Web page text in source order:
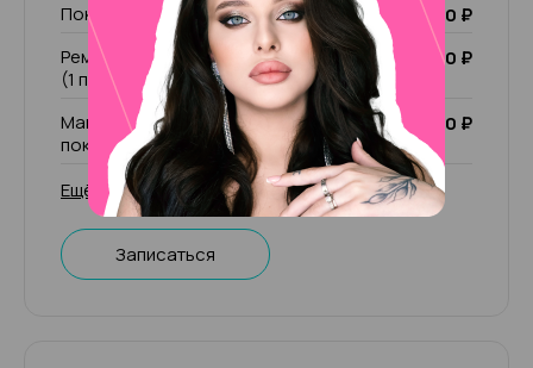
Покрытие Лечебный лак
1 000 ₽
Ремонт ногтя (1 пальчик)/ чужой ремонт
(1 пальчик)
200 ₽
Маникюр комбинированный без
покрытия
2 000 ₽
Ещё 31 услуга
Записаться